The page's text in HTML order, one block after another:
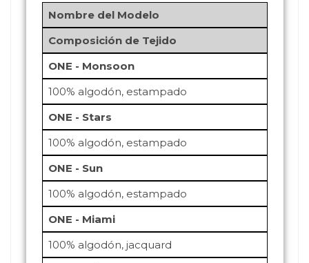
Nombre del Modelo
Composición de Tejido
ONE - Monsoon
100% algodón, estampado
ONE - Stars
100% algodón, estampado
ONE - Sun
100% algodón, estampado
ONE - Miami
100% algodón, jacquard